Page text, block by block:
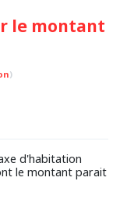
le montant
)
d'habitation
le montant parait